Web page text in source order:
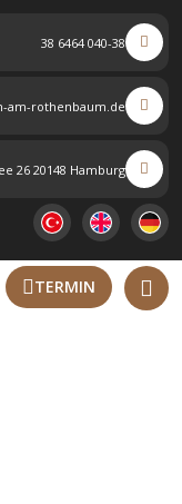
040-38 6464 38
am-rothenbaum.de
26 20148 Hamburg
TERMIN